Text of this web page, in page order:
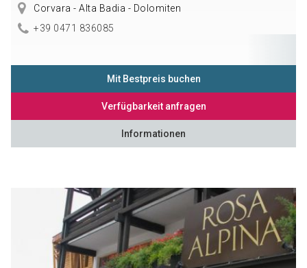
Corvara - Alta Badia - Dolomiten
+39 0471 836085
Mit Bestpreis buchen
Verfügbarkeit anfragen
Informationen